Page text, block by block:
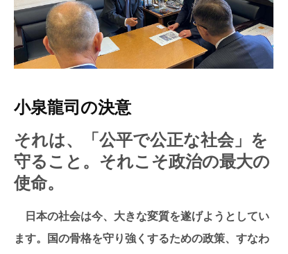
小泉龍司の決意
それは、「公平で公正な社会」を
守ること。 それこそ政治の最大の
使命。
日本の社会は今、大きな変質を遂げようとしてい
ます。国の骨格を守り強くするための政策、すなわ